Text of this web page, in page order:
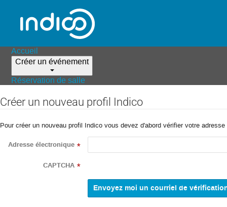
Accueil
Créer un événement
Réservation de salle
Créer un nouveau profil Indico
Pour créer un nouveau profil Indico vous devez d'abord vérifier votre
Adresse électronique *
CAPTCHA *